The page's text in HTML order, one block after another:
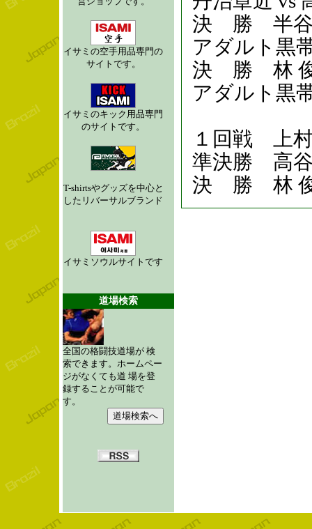
イサミの空手用品専門の
サイトです。
イサミのキック用品専門
のサイトです。
T-shirtsやグッズを中心と
したリバーサルブランド
イサミソウルサイトです
道場検索
全国の格闘技道場が 検
索できます。ホームペー
ジがなくても道 場を登
録することが可能で
す。
決 勝 半谷
アダルト黒
決 勝 林 俊
アダルト黒
１回戦 上
準決勝 高
決 勝 林 俊